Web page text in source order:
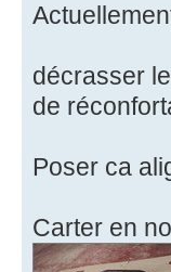
décrasser
de
Poser ca
Carter en